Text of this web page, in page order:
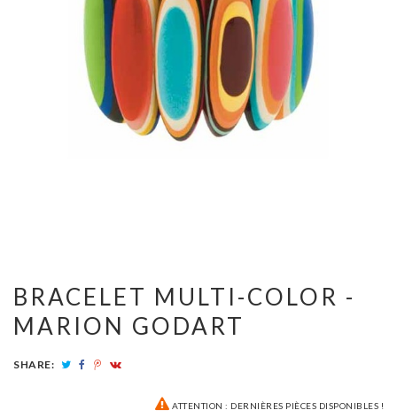
BRACELET MULTI-COLOR -
MARION GODART
SHARE:
ATTENTION : DERNIÈRES PIÈCES DISPONIBLES !